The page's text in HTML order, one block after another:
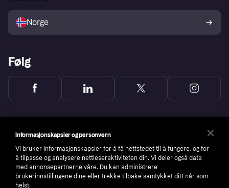
Norge
Følg
Informasjonskapsler og personvern
Vi bruker informasjonskapsler for å få nettstedet til å fungere, og for
å tilpasse og analysere nettleseraktiviteten din. Vi deler også data
med annonsepartnerne våre. Du kan administrere
brukerinnstillingene dine eller trekke tilbake samtykket ditt når som
helst.